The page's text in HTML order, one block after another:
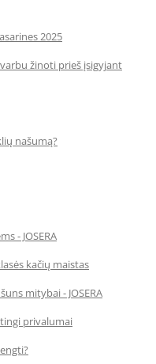
2025
žinoti prieš įsigyjant
našumą?
- JOSERA
kačių maistas
mitybai - JOSERA
privalumai